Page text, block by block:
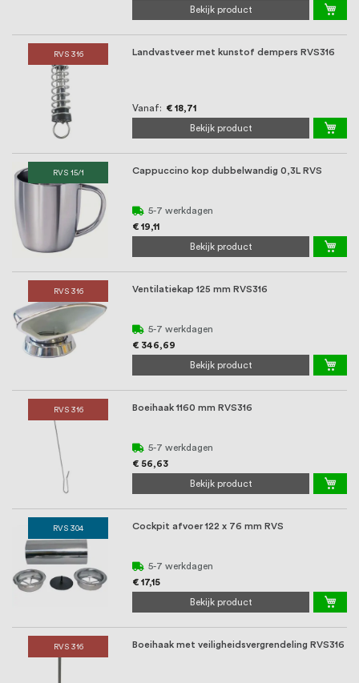
Bekijk product
RVS 316 Landvastveer met kunstof dempers RVS316
Vanaf € 18,71
Bekijk product
RVS 15/1 Cappuccino kop dubbelwandig 0,3L RVS
5-7 werkdagen
€ 19,11
Bekijk product
RVS 316 Ventilatiekap 125 mm RVS316
5-7 werkdagen
€ 346,69
Bekijk product
RVS 316 Boeihaak 1160 mm RVS316
5-7 werkdagen
€ 56,63
Bekijk product
RVS 304 Cockpit afvoer 122 x 76 mm RVS
5-7 werkdagen
€ 17,15
Bekijk product
RVS 316 Boeihaak met veiligheidsvergrendeling RVS316